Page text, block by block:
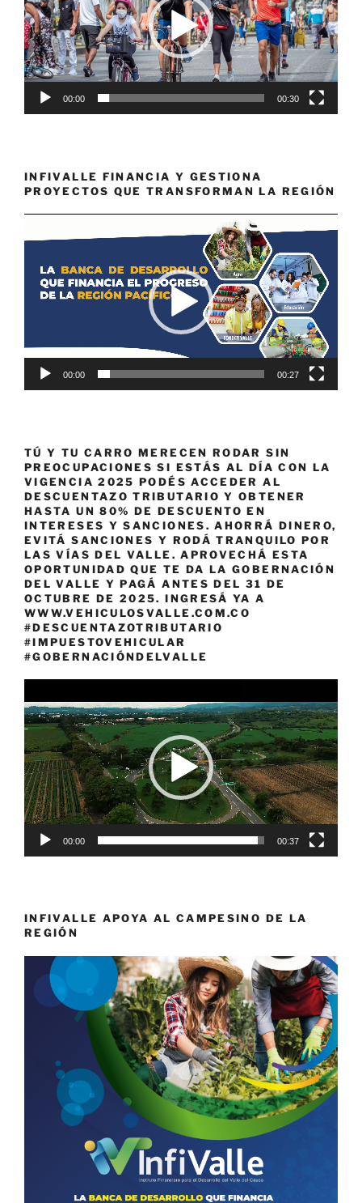
00:00 00:30
INFIVALLE FINANCIA Y GESTIONA
PROYECTOS QUE TRANSFORMAN LA REGIÓN
de
00:00 00:27
TÚ Y TU CARRO MERECEN RODAR SIN
PREOCUPACIONES SI ESTÁS AL DÍA CON LA
VIGENCIA 2025 PODÉS ACCEDER AL
DESCUENTAZO TRIBUTARIO Y OBTENER
HASTA UN 80% DE DESCUENTO EN
INTERESES Y SANCIONES. AHORRÁ DINERO,
EVITÁ SANCIONES Y RODÁ TRANQUILO POR
LAS VÍAS DEL VALLE. APROVECHÁ ESTA
OPORTUNIDAD QUE TE DA LA GOBERNACIÓN
DEL VALLE Y PAGÁ ANTES DEL 31 DE
OCTUBRE DE 2025. INGRESÁ YA A
WWW.VEHICULOSVALLE.COM.CO
#DESCUENTAZOTRIBUTARIO
#IMPUESTOVEHICULAR
#GOBERNACIÓNDELVALLE
de
vídeo
00:00 00:37
INFIVALLE APOYA AL CAMPESINO DE LA
REGIÓN